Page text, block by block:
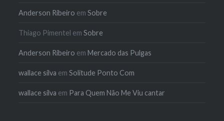
Anderson Ribeiro emSobre
Thiago Pimentel emSobre
Anderson Ribeiro emMercado das Pulgas
wallace silva emSolitude Ponto Com
wallace silva em Para Quem Não Me Viu cantar